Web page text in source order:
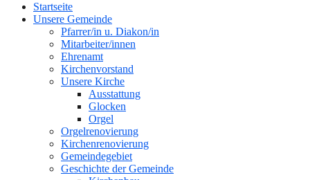
oben
Startseite
Unsere Gemeinde
Pfarrer/in u. Diakon/in
Mitarbeiter/innen
Ehrenamt
Kirchenvorstand
Unsere Kirche
Ausstattung
Glocken
Orgel
Orgelrenovierung
Kirchenrenovierung
Gemeindegebiet
Geschichte der Gemeinde